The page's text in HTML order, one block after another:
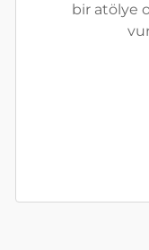
bir atölye